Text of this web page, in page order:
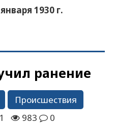
1930 г.
ранение
Происшествия
983 0